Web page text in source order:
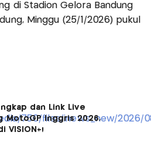
di Stadion Gelora Bandung
Minggu (25/1/2026) pukul
dan Link Live
MotoGP Inggris 2026,
VISION+!